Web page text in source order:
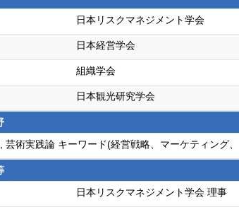
日本リスクマネジメント学会
日本経営学会
組織学会
日本観光研究学会
芸術実践論 キーワード(経営戦略、マーケティング
日本リスクマネジメント学会 理事